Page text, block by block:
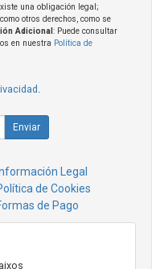
una obligación legal;
otros derechos, como se
Adicional : Puede consultar
en nuestra Política de
.
Enviar
Legal
de Cookies
de Pago